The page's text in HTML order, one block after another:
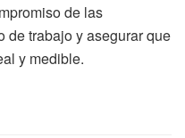
de las
de trabajo y asegurar que
y medible.